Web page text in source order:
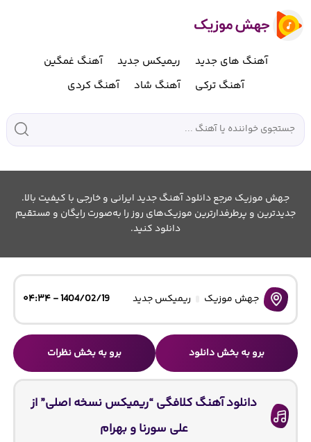
آهنگ های جدید ریمیکس جدید
آهنگ غمگین
آهنگ ترکی
آهنگ شاد آهنگ کردی
جهش موزیک مرجع دانلود آهنگ جدید ایرانی و خارجی با کیفیت بالا.
جدیدترین و پرطرفدارترین موزیک‌های روز را به‌صورت رایگان و مستقیم
دانلود کنید.
جهش موزیک ریمیکس جدید 1404/02/19 - ۰۴:۳۴
برو به بخش دانلود برو به بخش نظرات
دانلود آهنگ کلافگی “ریمیکس نسخه اصلی” از
علی سورنا و بهرام